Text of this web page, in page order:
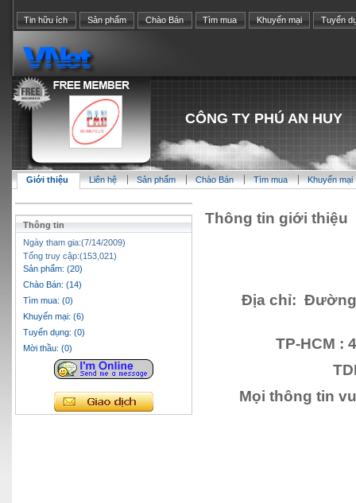
Tin hữu ích Sản phẩm Chào Bán Tìm mua Khuyến mại Tuyển
CÔNG TY PHÚ AN HUY
Giới thiệu Liên hệ Sản phẩm Chào Bán Tìm mua Khuyến mại
Thông tin
Ngày tham gia:(7/14/2009)
Tổng truy cập:(153,021)
Sản phẩm: (20)
Chào Bán: (14)
Tìm mua: (0)
Khuyến mại: (6)
Tuyển dụng: (0)
Mời thầu: (0)
Thông tin giới thiệu
Địa chỉ: Đường
TP-HCM :
Mọi thông tin